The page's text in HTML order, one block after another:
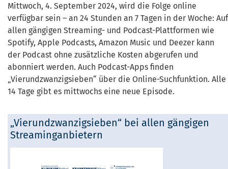
Mittwoch, 4. September 2024, wird die Folge online
verfügbar sein – an 24 Stunden an 7 Tagen in der Woche: Auf
allen gängigen Streaming- und Podcast-Plattformen wie
Spotify, Apple Podcasts, Amazon Music und Deezer kann
der Podcast ohne zusätzliche Kosten abgerufen und
abonniert werden. Auch Podcast-Apps finden
„Vierundzwanzigsieben“ über die Online-Suchfunktion. Alle
14 Tage gibt es mittwochs eine neue Episode.
„Vierundzwanzigsieben“ bei allen gängigen
Streaminganbietern